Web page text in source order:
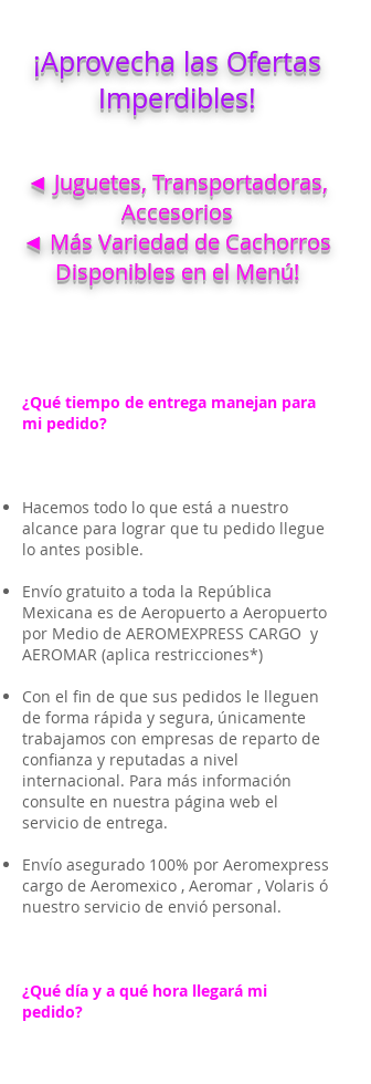
¡Aprovecha las Ofertas
Imperdibles!
◄ Juguetes, Transportadoras,
Accesorios
◄ Más Variedad de Cachorros
Disponibles en el Menú!
¿Qué tiempo de entrega manejan para
mi pedido?
Hacemos todo lo que está a nuestro
alcance para lograr que tu pedido llegue
lo antes posible.
Envío gratuito a toda la República
Mexicana es de Aeropuerto a Aeropuerto
por Medio de AEROMEXPRESS CARGO y
AEROMAR (aplica restricciones*)
Con el fin de que sus pedidos le lleguen
de forma rápida y segura, únicamente
trabajamos con empresas de reparto de
confianza y reputadas a nivel
internacional. Para más información
consulte en nuestra página web el
servicio de entrega.
Envío asegurado 100% por Aeromexpress
cargo de Aeromexico , Aeromar , Volaris ó
nuestro servicio de envió personal.
¿Qué día y a qué hora llegará mi
pedido?